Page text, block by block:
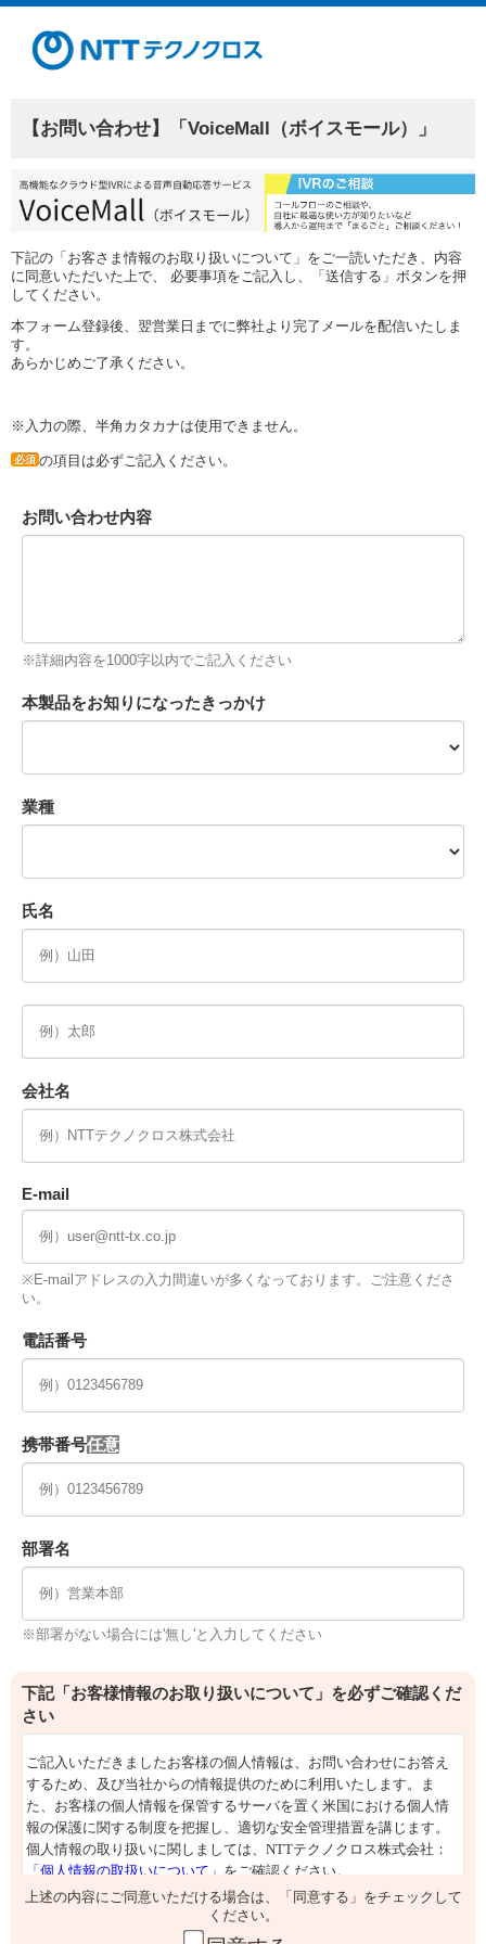
【お問い合わせ】「VoiceMall（ボイスモール）」
下記の「お客さま情報のお取り扱いについて」をご一読いただき、内容
に同意いただいた上で、 必要事項をご記入し、「送信する」ボタンを押
してください。
本フォーム登録後、翌営業日までに弊社より完了メールを配信いたしま
す。
あらかじめご了承ください。
※入力の際、半角カタカナは使用できません。
必須 の項目は必ずご記入ください。
お問い合わせ内容
※詳細内容を1000字以内でご記入ください
本製品をお知りになったきっかけ
業種
氏名
会社名
E-mail
※E-mailアドレスの入力間違いが多くなっております。ご注意くださ
い。
電話番号
携帯番号
部署名
※部署がない場合には'無し'と入力してください
下記「お客様情報のお取り扱いについて」を必ずご確認くだ
さい
上述の内容にご同意いただける場合は、「同意する」をチェックして
ください。